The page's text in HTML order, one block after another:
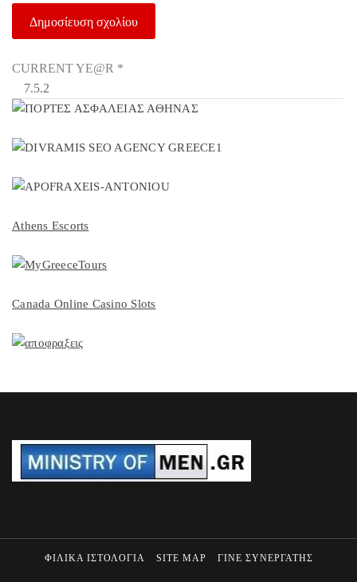
CURRENT YE@R *
Athens Escorts
Canada Online Casino Slots
ΦΙΛΙΚΑ ΙΣΤΟΛΟΓΙΑ SITE MAP ΓΙΝΕ ΣΥΝΕΡΓΑΤΗΣ